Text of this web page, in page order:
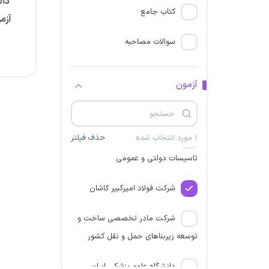
کتاب جامع
سوالات مصاحبه
آزمون
۱ مورد انتخاب شده حذف فیلتر
متحد
شرکت خیام سپهر فولاد نیشابور
سازمان مجری ساختمانها و
تاسیسات دولتی و عمومی
شرکت فولاد امیرکبیر کاشان
شرکت مادر تخصصی ساخت و
توسعه زیربناهای حمل و نقل کشور
دانشگاه علوم پزشکی ایران